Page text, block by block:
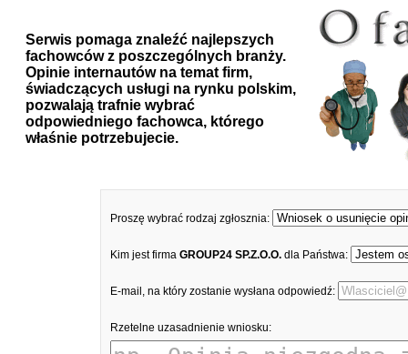
Serwis pomaga znaleźć najlepszych
fachowców z poszczególnych branży.
Opinie internautów na temat firm,
świadczących usługi na rynku polskim,
pozwalają trafnie wybrać
odpowiedniego fachowca, którego
właśnie potrzebujecie.
Proszę wybrać rodzaj zgłosznia:
Kim jest firma GROUP24 SP.Z.O.O. dla Państwa:
E-mail, na który zostanie wysłana odpowiedź:
Rzetelne uzasadnienie wniosku: